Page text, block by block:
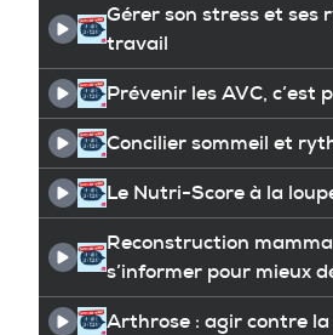
Gérer son stress et ses
travail
Prévenir les AVC, c’est
Concilier sommeil et
Le Nutri-Score à la
Reconstruction
s’informer pour mieux
Arthrose : agir contre